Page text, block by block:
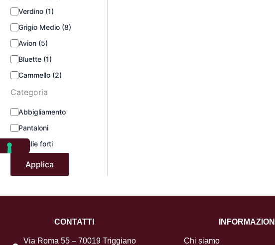
Verdino (1)
Grigio Medio (8)
Avion (5)
Bluette (1)
Cammello (2)
Categoria
Abbigliamento
Pantaloni
Taglie forti
Applica
CONTATTI
Via Roma 55 – 70019 Triggiano
INFORMAZIONI
Chi siamo